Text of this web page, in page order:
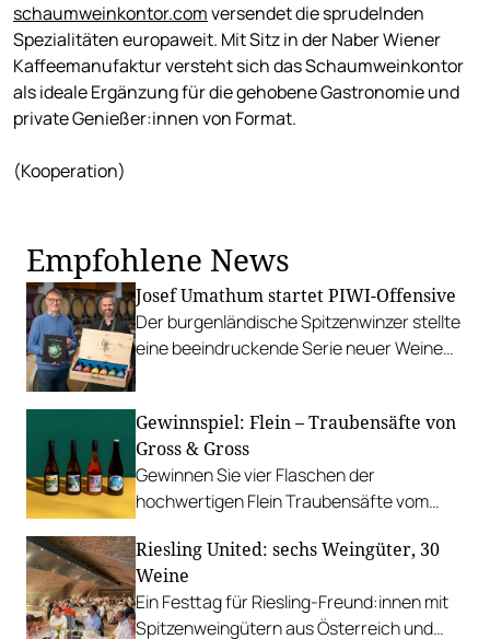
schaumweinkontor.comversendet die sprudelnden
Spezialitäten europaweit. Mit Sitz in der Naber Wiener
Kaffeemanufaktur versteht sich das Schaumweinkontor
als ideale Ergänzung für die gehobene Gastronomie und
private Genießer:innen von Format.
(Kooperation)
Empfohlene News
Josef Umathum startet PIWI-Offensive
Der burgenländische Spitzenwinzer stellte
eine beeindruckende Serie neuer Weine
Gewinnspiel: Flein – Traubensäfte von
Gross & Gross
Gewinnen Sie vier Flaschen der
hochwertigen Flein Traubensäfte vom
Riesling United: sechs Weingüter, 30
Weine
Ein Festtag für Riesling-Freund:innen mit
Spitzenweingütern aus Österreich und